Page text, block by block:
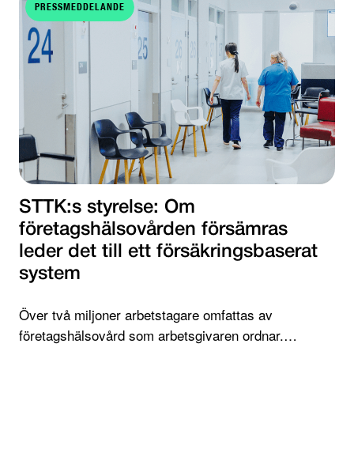
PRESSMEDDELANDE
STTK:s styrelse: Om
företagshälsovården försämras
leder det till ett försäkringsbaserat
system
Över två miljoner arbetstagare omfattas av
företagshälsovård som arbetsgivaren ordnar.…